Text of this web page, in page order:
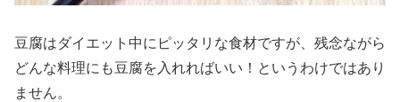
豆腐はダイエット中にピッタリな食材ですが、残念ながら
どんな料理にも豆腐を入れればいい！というわけではあり
ません。